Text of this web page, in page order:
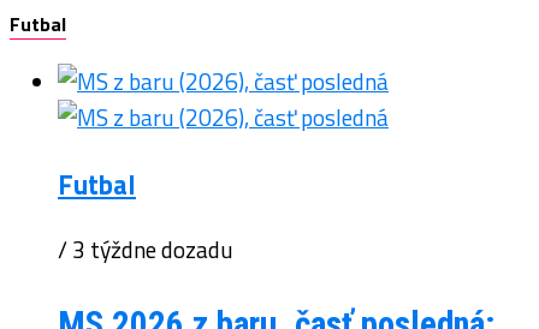
Futbal
Futbal
/ 3 týždne dozadu